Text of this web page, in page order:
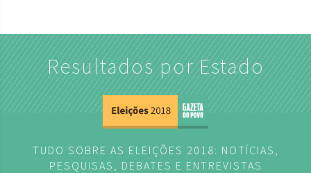
Resultados por Estado
TUDO SOBRE AS ELEIÇÕES 2018: NOTÍCIAS,
PESQUISAS, DEBATES E ENTREVISTAS